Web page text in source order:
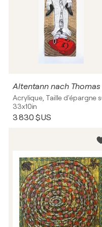
33x10in
3 830 $US